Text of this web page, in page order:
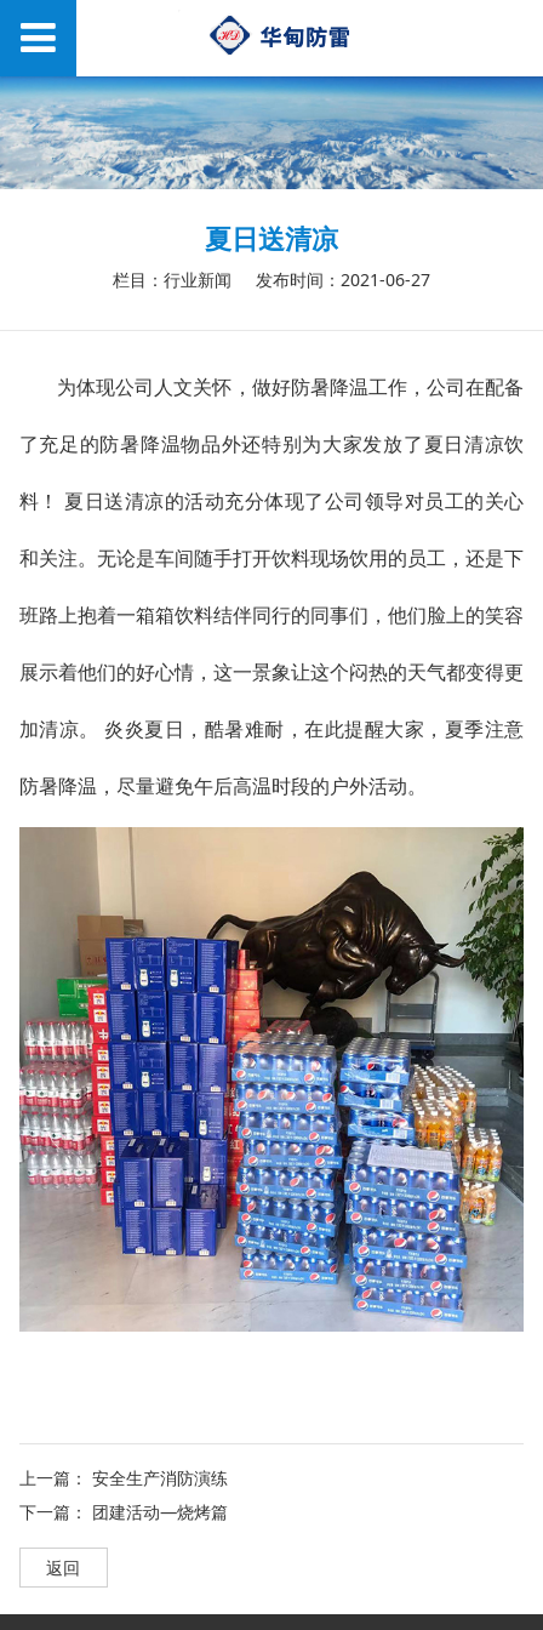
夏日送清凉
栏目：行业新闻 发布时间：2021-06-27
为体现公司人文关怀，做好防暑降温工作，公司在配备
了充足的防暑降温物品外还特别为大家发放了夏日清凉饮
料！ 夏日送清凉的活动充分体现了公司领导对员工的关心
和关注。无论是车间随手打开饮料现场饮用的员工，还是下
班路上抱着一箱箱饮料结伴同行的同事们，他们脸上的笑容
展示着他们的好心情，这一景象让这个闷热的天气都变得更
加清凉。 炎炎夏日，酷暑难耐，在此提醒大家，夏季注意
防暑降温，尽量避免午后高温时段的户外活动。
上一篇： 安全生产消防演练
下一篇： 团建活动—烧烤篇
返回